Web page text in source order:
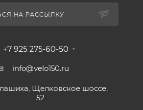
НА РАССЫЛКУ
+7 925 275-60-50
info@velo150.ru
Щелковское шоссе,
52